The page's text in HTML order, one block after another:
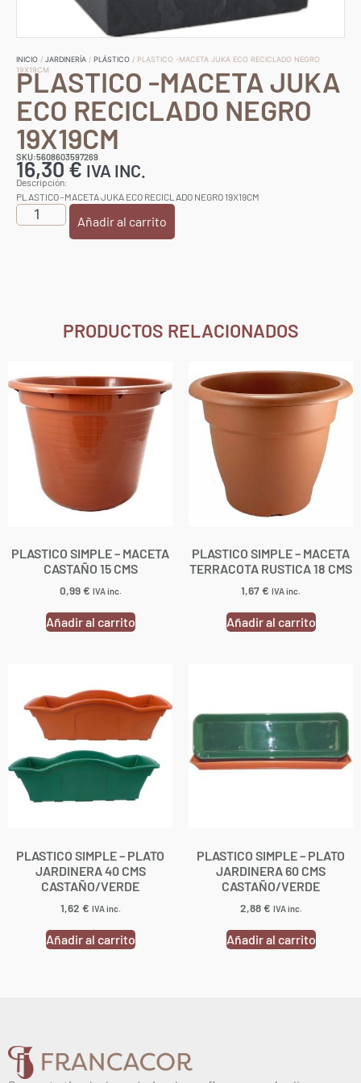
INICIO / JARDINERÍA / PLÁSTICO / PLASTICO -MACETA JUKA ECO RECICLADO NEGRO
19X19CM
PLASTICO -MACETA JUKA
ECO RECICLADO NEGRO
19X19CM
SKU:5608603597269
16,30€ IVA INC.
Descripción:
PLASTICO -MACETA JUKA ECO RECICLADO NEGRO 19X19CM
Añadir al carrito
PRODUCTOS RELACIONADOS
PLASTICO SIMPLE – MACETA
CASTAÑO 15 CMS
0,99€ IVA inc.
Añadir al carrito
PLASTICO SIMPLE – MACETA
TERRACOTA RUSTICA 18 CMS
1,67€ IVA inc.
Añadir al carrito
PLASTICO SIMPLE – PLATO
JARDINERA 40 CMS
CASTAÑO/VERDE
1,62 € IVA inc.
Añadir al carrito
PLASTICO SIMPLE – PLATO
JARDINERA 60 CMS
CASTAÑO/VERDE
2,88€ IVA inc.
Añadir al carrito